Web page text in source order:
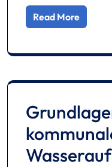
Read More